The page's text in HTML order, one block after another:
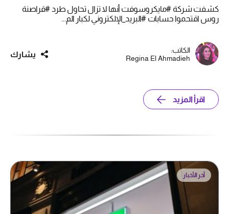
كشفت شركة #مايكروسوفت أنها لا تزال تحاول طرد #قراصنة
روس اقتحموا حسابات #البريد_الإلكتروني لكبار الم...
الكاتب:
Regina El Ahmadieh
يشارك
اقرأ المزيد
آخر الأخبار